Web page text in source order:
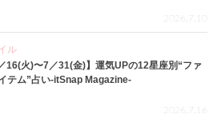
2026.7.10
ル
16(火)〜7／31(金)】運気UPの12星座別“ファ
テム”占い-itSnap Magazine-
2026.7.16